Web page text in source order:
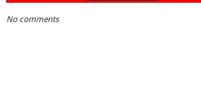
No comments